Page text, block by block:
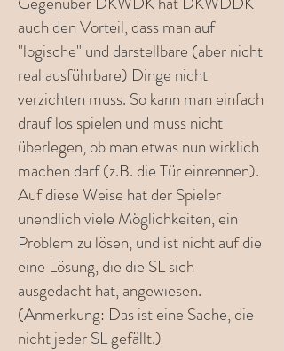
auch den Vorteil, dass man auf
"logische" und darstellbare (aber nicht
real ausführbare) Dinge nicht
verzichten muss. So kann man einfach
drauf los spielen und muss nicht
überlegen, ob man etwas nun wirklich
machen darf (z.B. die Tür einrennen).
Auf diese Weise hat der Spieler
unendlich viele Möglichkeiten, ein
Problem zu lösen, und ist nicht auf die
eine Lösung, die die SL sich
ausgedacht hat, angewiesen.
(Anmerkung: Das ist eine Sache, die
nicht jeder SL gefällt.)